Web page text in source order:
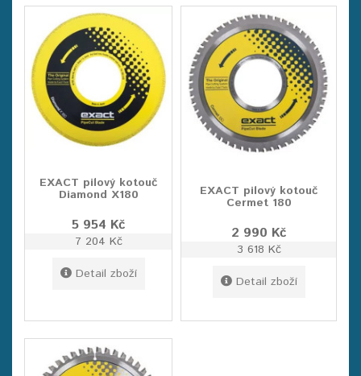
EXACT pilový kotouč
Diamond X180
5 954 Kč
7 204 Kč
Detail zboží
EXACT pilový kotouč
Cermet 180
2 990 Kč
3 618 Kč
Detail zboží